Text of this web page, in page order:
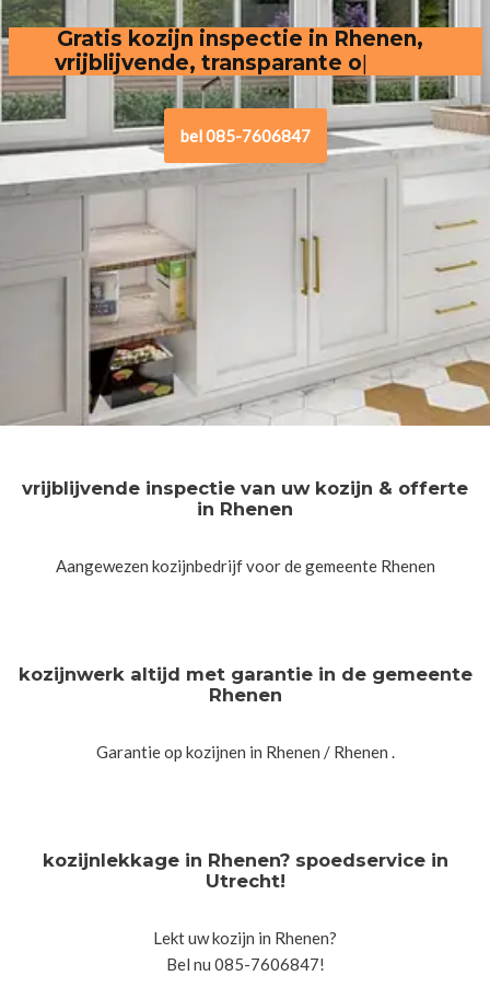
Gratis kozijn inspectie in Rhenen,
vrijblijvende, transparante offerte
bel 085-7606847
vrijblijvende inspectie van uw kozijn & offerte
in Rhenen
Aangewezen kozijnbedrijf voor de gemeente Rhenen
kozijnwerk altijd met garantie in de gemeente
Rhenen
Garantie op kozijnen in Rhenen / Rhenen .
kozijnlekkage in Rhenen? spoedservice in
Utrecht!
Lekt uw kozijn in Rhenen?
Bel nu 085-7606847!